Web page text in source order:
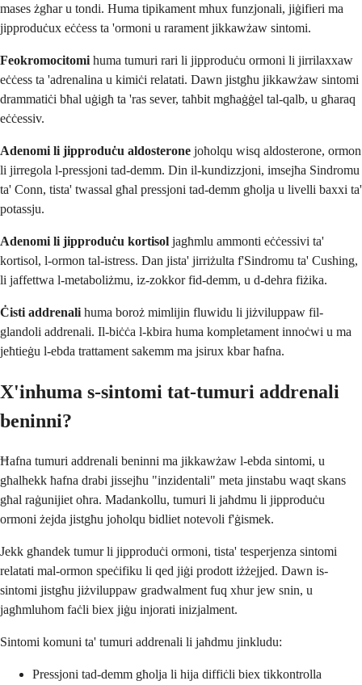
mases żgħar u tondi. Huma tipikament mhux funzjonali, jiġifieri ma
jipproduċux eċċess ta 'ormoni u rarament jikkawżaw sintomi.
Feokromocitomi huma tumuri rari li jipproduċu ormoni li jirrilaxxaw
eċċess ta 'adrenalina u kimiċi relatati. Dawn jistgħu jikkawżaw sintomi
drammatiċi bħal uġigħ ta 'ras sever, taħbit mgħaġġel tal-qalb, u għaraq
eċċessiv.
Adenomi li jipproduċu aldosterone joħolqu wisq aldosterone, ormon
li jirregola l-pressjoni tad-demm. Din il-kundizzjoni, imsejħa Sindromu
ta' Conn, tista' twassal għal pressjoni tad-demm għolja u livelli baxxi ta'
potassju.
Adenomi li jipproduċu kortisol jagħmlu ammonti eċċessivi ta'
kortisol, l-ormon tal-istress. Dan jista' jirriżulta f'Sindromu ta' Cushing,
li jaffettwa l-metaboliżmu, iz-zokkor fid-demm, u d-dehra fiżika.
Ċisti addrenali huma boroż mimlijin fluwidu li jiżviluppaw fil-
glandoli addrenali. Il-biċċa l-kbira huma kompletament innoċwi u ma
jeħtieġu l-ebda trattament sakemm ma jsirux kbar ħafna.
X'inhuma s-sintomi tat-tumuri addrenali
beninni?
Ħafna tumuri addrenali beninni ma jikkawżaw l-ebda sintomi, u
għalhekk ħafna drabi jissejħu "inzidentali" meta jinstabu waqt skans
għal raġunijiet oħra. Madankollu, tumuri li jaħdmu li jipproduċu
ormoni żejda jistgħu joħolqu bidliet notevoli f'ġismek.
Jekk għandek tumur li jipproduċi ormoni, tista' tesperjenza sintomi
relatati mal-ormon speċifiku li qed jiġi prodott iżżejjed. Dawn is-
sintomi jistgħu jiżviluppaw gradwalment fuq xhur jew snin, u
jagħmluhom faċli biex jiġu injorati inizjalment.
Sintomi komuni ta' tumuri addrenali li jaħdmu jinkludu:
Pressjoni tad-demm għolja li hija diffiċli biex tikkontrolla